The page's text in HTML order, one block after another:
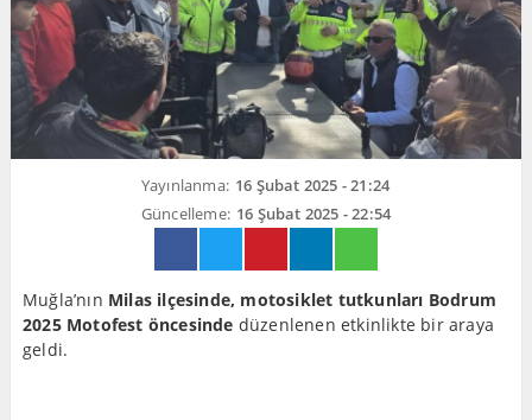
Yayınlanma: 16 Şubat 2025 - 21:24
Güncelleme: 16 Şubat 2025 - 22:54
Muğla’nın Milas ilçesinde, motosiklet tutkunları Bodrum
2025 Motofest öncesinde düzenlenen etkinlikte bir araya
geldi.